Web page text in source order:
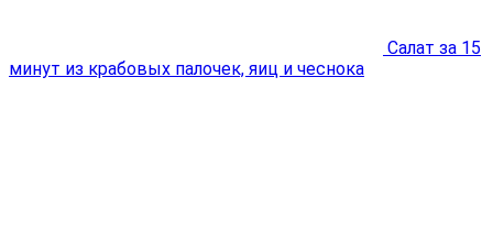
Салат за 15
минут из крабовых палочек, яиц и чеснока